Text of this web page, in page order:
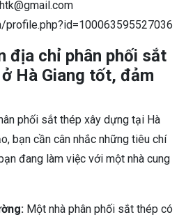
profile.php?id=100063595527036
địa chỉ phân phối sắt
Hà Giang tốt, đảm
phối sắt thép xây dựng tại Hà
bạn cần cân nhắc những tiêu chí
đang làm việc với một nhà cung
Một nhà phân phối sắt thép có